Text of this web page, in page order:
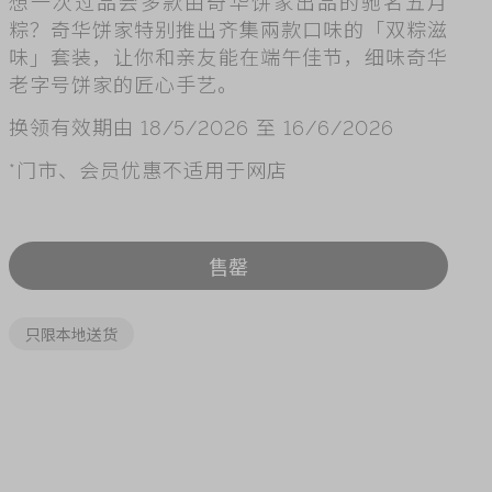
粽？奇华饼家特别推出齐集兩款口味的「双粽滋
味」套装，让你和亲友能在端午佳节，细味奇华
老字号饼家的匠心手艺。
换领有效期由 18/5/2026 至 16/6/2026
*门市、会员优惠不适用于网店
售罄
只限本地送货